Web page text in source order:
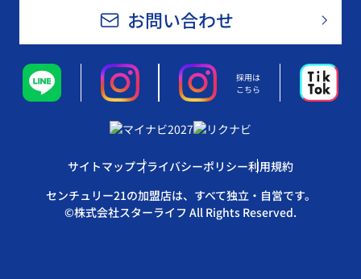
お問い合わせ
採用は
こちら
サイトマッププライバシーポリシー利用規約
センチュリー21の加盟店は、すべて独立・自営です。
©株式会社スターライフ All Rights Reserved.